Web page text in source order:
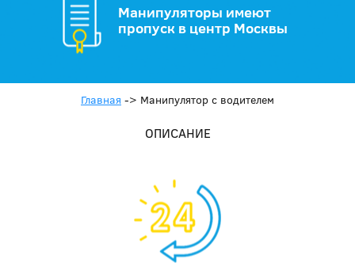
Манипуляторы имеют
пропуск в центр Москвы
Главная -> Манипулятор с водителем
ОПИСАНИЕ